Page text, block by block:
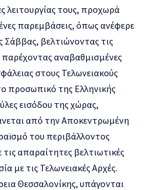
λειτουργίας τους, προχωρά
παρεμβάσεις, όπως ανέφερε
βελτιώνοντας τις
παρέχοντας αναβαθμισμένες
στους Τελωνειακούς
προσωπικό της Ελληνικής
εισόδου της χώρας,
από την Αποκεντρωμένη
του περιβάλλοντος
απαραίτητες βελτιωτικές
με τις Τελωνειακές Αρχές.
Θεσσαλονίκης, υπάγονται